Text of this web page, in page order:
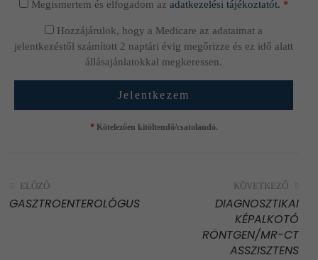
Megismertem és elfogadom az adatkezelési tájékoztatót. *
Hozzájárulok, hogy a Medicare az adataimat a
jelentkezéstől számított 2 naptári évig megőrizze és ez idő alatt
állásajánlatokkal megkeressen.
*Kötelezően kitöltendő/csatolandó.
ELŐZŐ
GASZTROENTEROLÓGUS
KÖVETKEZŐ
DIAGNOSZTIKAI
KÉPALKOTÓ
RÖNTGEN/MR-CT
ASSZISZTENS